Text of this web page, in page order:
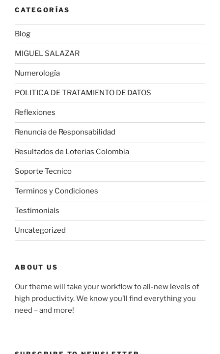
CATEGORÍAS
Blog
MIGUEL SALAZAR
Numerología
POLITICA DE TRATAMIENTO DE DATOS
Reflexiones
Renuncia de Responsabilidad
Resultados de Loterias Colombia
Soporte Tecnico
Terminos y Condiciones
Testimonials
Uncategorized
ABOUT US
Our theme will take your workflow to all-new levels of
high productivity. We know you’ll find everything you
need – and more!